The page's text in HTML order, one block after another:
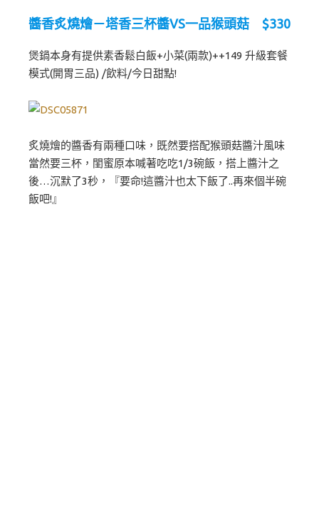
醬香炙燒燴－塔香三杯醬VS一品猴頭菇 $330
煲鍋本身有提供素香鬆白飯+小菜(兩款)++149 升級套餐
模式(開胃三品) /飲料/今日甜點!
炙燒燴的醬香有兩種口味，既然要搭配猴頭菇醬汁風味
當然要三杯，閨蜜原本喊著吃吃1/3碗飯，搭上醬汁之
後…沉默了3秒，『要命!這醬汁也太下飯了..再來個半碗
飯吧!』